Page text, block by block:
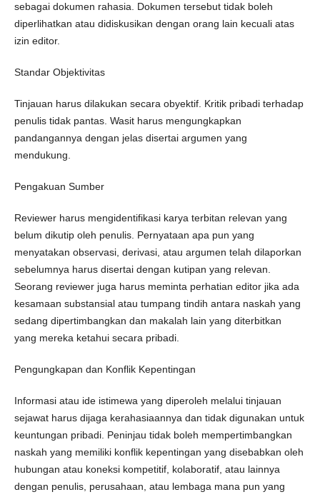
sebagai dokumen rahasia. Dokumen tersebut tidak boleh
diperlihatkan atau didiskusikan dengan orang lain kecuali atas
izin editor.
Standar Objektivitas
Tinjauan harus dilakukan secara obyektif. Kritik pribadi terhadap
penulis tidak pantas. Wasit harus mengungkapkan
pandangannya dengan jelas disertai argumen yang
mendukung.
Pengakuan Sumber
Reviewer harus mengidentifikasi karya terbitan relevan yang
belum dikutip oleh penulis. Pernyataan apa pun yang
menyatakan observasi, derivasi, atau argumen telah dilaporkan
sebelumnya harus disertai dengan kutipan yang relevan.
Seorang reviewer juga harus meminta perhatian editor jika ada
kesamaan substansial atau tumpang tindih antara naskah yang
sedang dipertimbangkan dan makalah lain yang diterbitkan
yang mereka ketahui secara pribadi.
Pengungkapan dan Konflik Kepentingan
Informasi atau ide istimewa yang diperoleh melalui tinjauan
sejawat harus dijaga kerahasiaannya dan tidak digunakan untuk
keuntungan pribadi. Peninjau tidak boleh mempertimbangkan
naskah yang memiliki konflik kepentingan yang disebabkan oleh
hubungan atau koneksi kompetitif, kolaboratif, atau lainnya
dengan penulis, perusahaan, atau lembaga mana pun yang